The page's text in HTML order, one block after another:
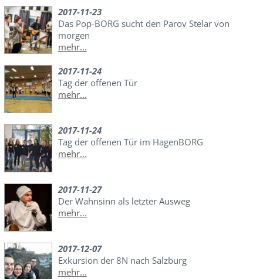
2017-11-23
Das Pop-BORG sucht den Parov Stelar von
morgen
mehr...
2017-11-24
Tag der offenen Tür
mehr...
2017-11-24
Tag der offenen Tür im HagenBORG
mehr...
2017-11-27
Der Wahnsinn als letzter Ausweg
mehr...
2017-12-07
Exkursion der 8N nach Salzburg
mehr...